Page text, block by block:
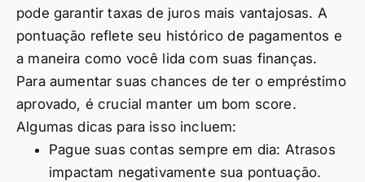
pode garantir taxas de juros mais vantajosas. A
pontuação reflete seu histórico de pagamentos e
a maneira como você lida com suas finanças.
Para aumentar suas chances de ter o empréstimo
aprovado, é crucial manter um bom score.
Algumas dicas para isso incluem:
Pague suas contas sempre em dia: Atrasos
impactam negativamente sua pontuação.